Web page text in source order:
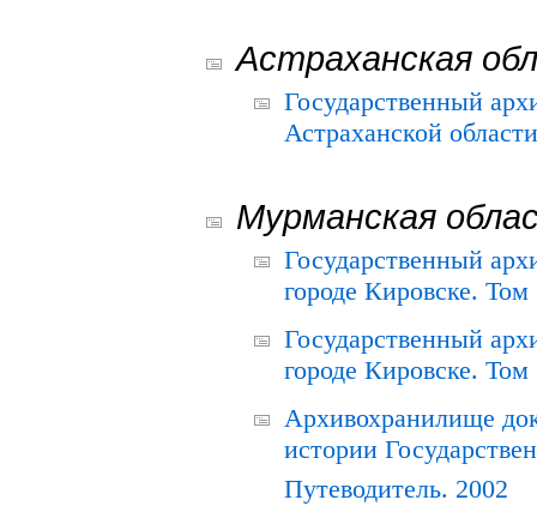
Астраханская
Государственный
Астраханской
Мурманская
Государственный
городе Кировске.
Государственный
городе Кировске.
Архивохранилище
истории
Путеводитель. 2002